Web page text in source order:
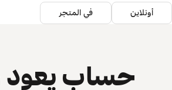
أونلاين في المتجر
حساب يعود